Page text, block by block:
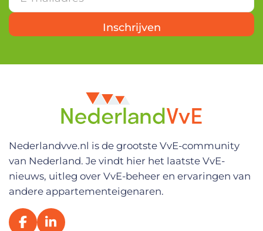
i
l
a
d
e
a
a
m
*
Inschrijven
Nederlandvve.nl is de grootste VvE-community
van Nederland. Je vindt hier het laatste VvE-
nieuws, uitleg over VvE-beheer en ervaringen van
andere appartementeigenaren.